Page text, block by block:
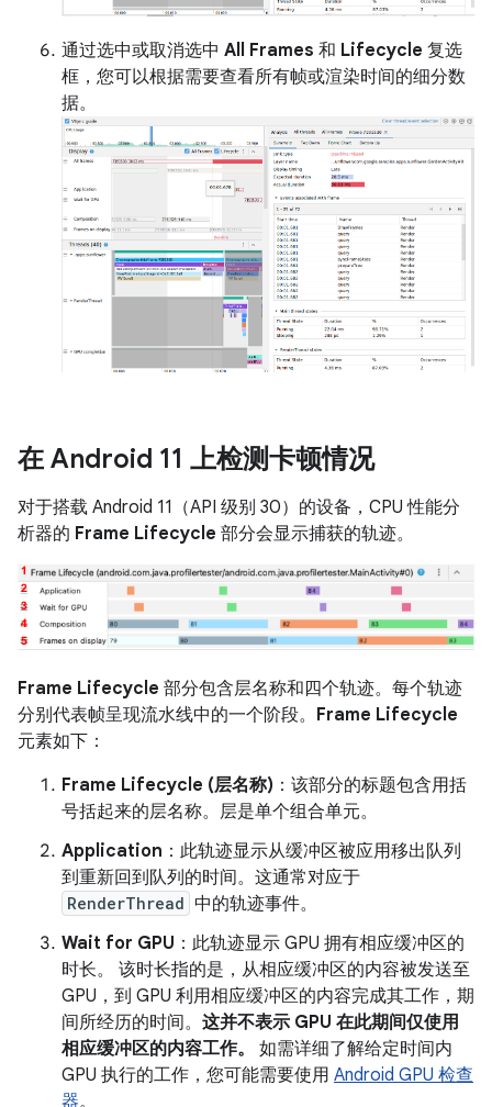
通过选中或取消选中 All Frames 和 Lifecycle 复选
框，您可以根据需要查看所有帧或渲染时间的细分数
据。
在 Android 11 上检测卡顿情况
对于搭载 Android 11（API 级别 30）的设备，CPU 性能分
析器的 Frame Lifecycle 部分会显示捕获的轨迹。
Frame Lifecycle 部分包含层名称和四个轨迹。每个轨迹
分别代表帧呈现流水线中的一个阶段。 Frame Lifecycle
元素如下：
Frame Lifecycle (层名称) ：该部分的标题包含用括
号括起来的层名称。层是单个组合单元。
Application ：此轨迹显示从缓冲区被应用移出队列
到重新回到队列的时间。这通常对应于
RenderThread 中的轨迹事件。
Wait for GPU ：此轨迹显示 GPU 拥有相应缓冲区的
时长。 该时长指的是，从相应缓冲区的内容被发送至
GPU，到 GPU 利用相应缓冲区的内容完成其工作，期
间所经历的时间。 这并不表示 GPU 在此期间仅使用
相应缓冲区的内容工作。
如需详细了解给定时间内
GPU 执行的工作，您可能需要使用 Android GPU 检查
器。